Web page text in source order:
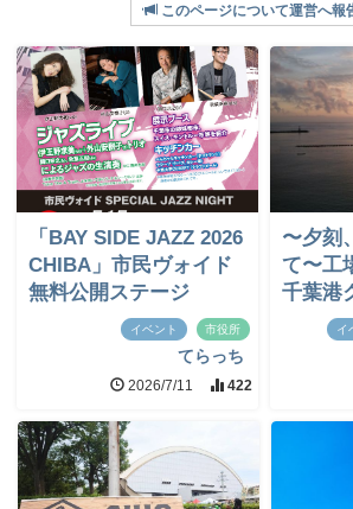
このページについて運営へ報
「BAY SIDE JAZZ 2026
CHIBA」市民ヴォイド
無料公開ステージ
イベント 市役所
てらっち
2026/7/11 422
〜夕刻
て〜工
千葉港
イ